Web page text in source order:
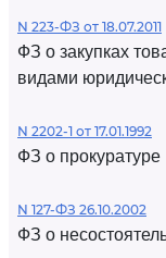
N 223-ФЗ от 18.07.2011
ФЗ о закупках
видами
N 2202-1 от 17.01.1992
ФЗ о прокуратуре
N 127-ФЗ 26.10.2002
ФЗ о